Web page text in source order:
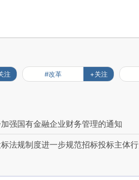
注 #改革 +关注
强国有金融企业财务管理的通知
法规制度进一步规范招标投标主体